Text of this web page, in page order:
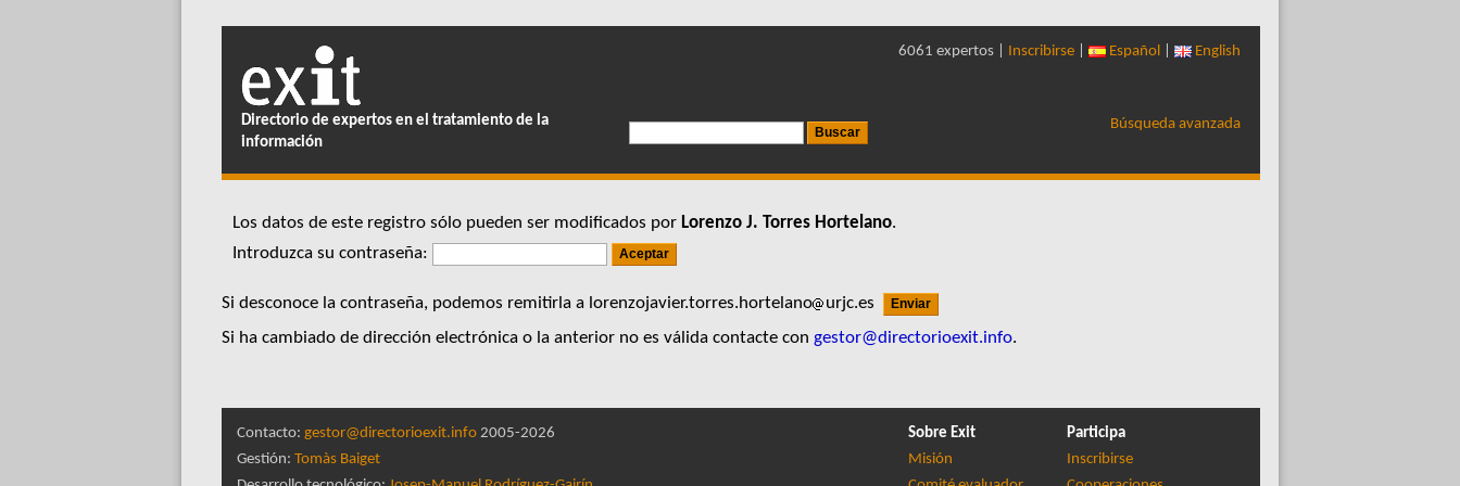
Directorio de expertos en el tratamiento de la
información
6061 expertos | Inscribirse Español English
Búsqueda avanzada
Los datos de este registro sólo pueden ser modificados por Lorenzo J. Torres Hortelano.
Introduzca su contraseña:
Si desconoce la contraseña, podemos remitirla a lorenzojavier.torres.hortelano
urjc.es
Si ha cambiado de dirección electrónica o la anterior no es válida contacte con gestor@directorioexit.info.
Contacto: gestor@directorioexit.info 2005-2026
Gestión: Tomàs Baiget
Sobre Exit
Misión
Participa
Inscribirse